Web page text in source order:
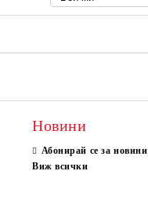
Новини
Абонирай се за новини
Виж всички